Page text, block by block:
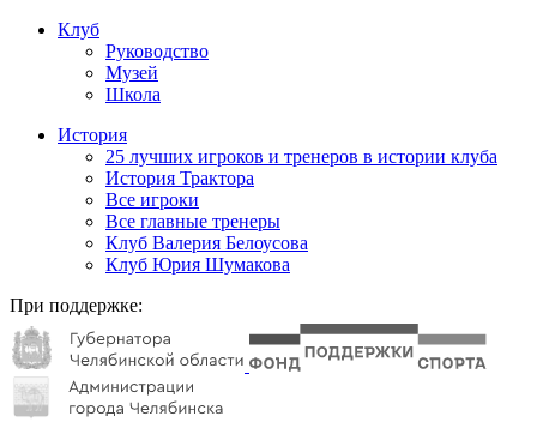
Клуб
Руководство
Музей
Школа
История
25 лучших игроков и тренеров в истории клуба
История Трактора
Все игроки
Все главные тренеры
Клуб Валерия Белоусова
Клуб Юрия Шумакова
При поддержке: